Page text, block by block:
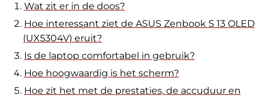
Wat zit er in de doos?
Hoe interessant ziet de ASUS Zenbook S 13 OLED
(UX5304V) eruit?
Is de laptop comfortabel in gebruik?
Hoe hoogwaardig is het scherm?
Hoe zit het met de prestaties, de accuduur en